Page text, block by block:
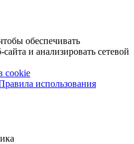
обеспечивать
и анализировать сетевой
cookie
использования